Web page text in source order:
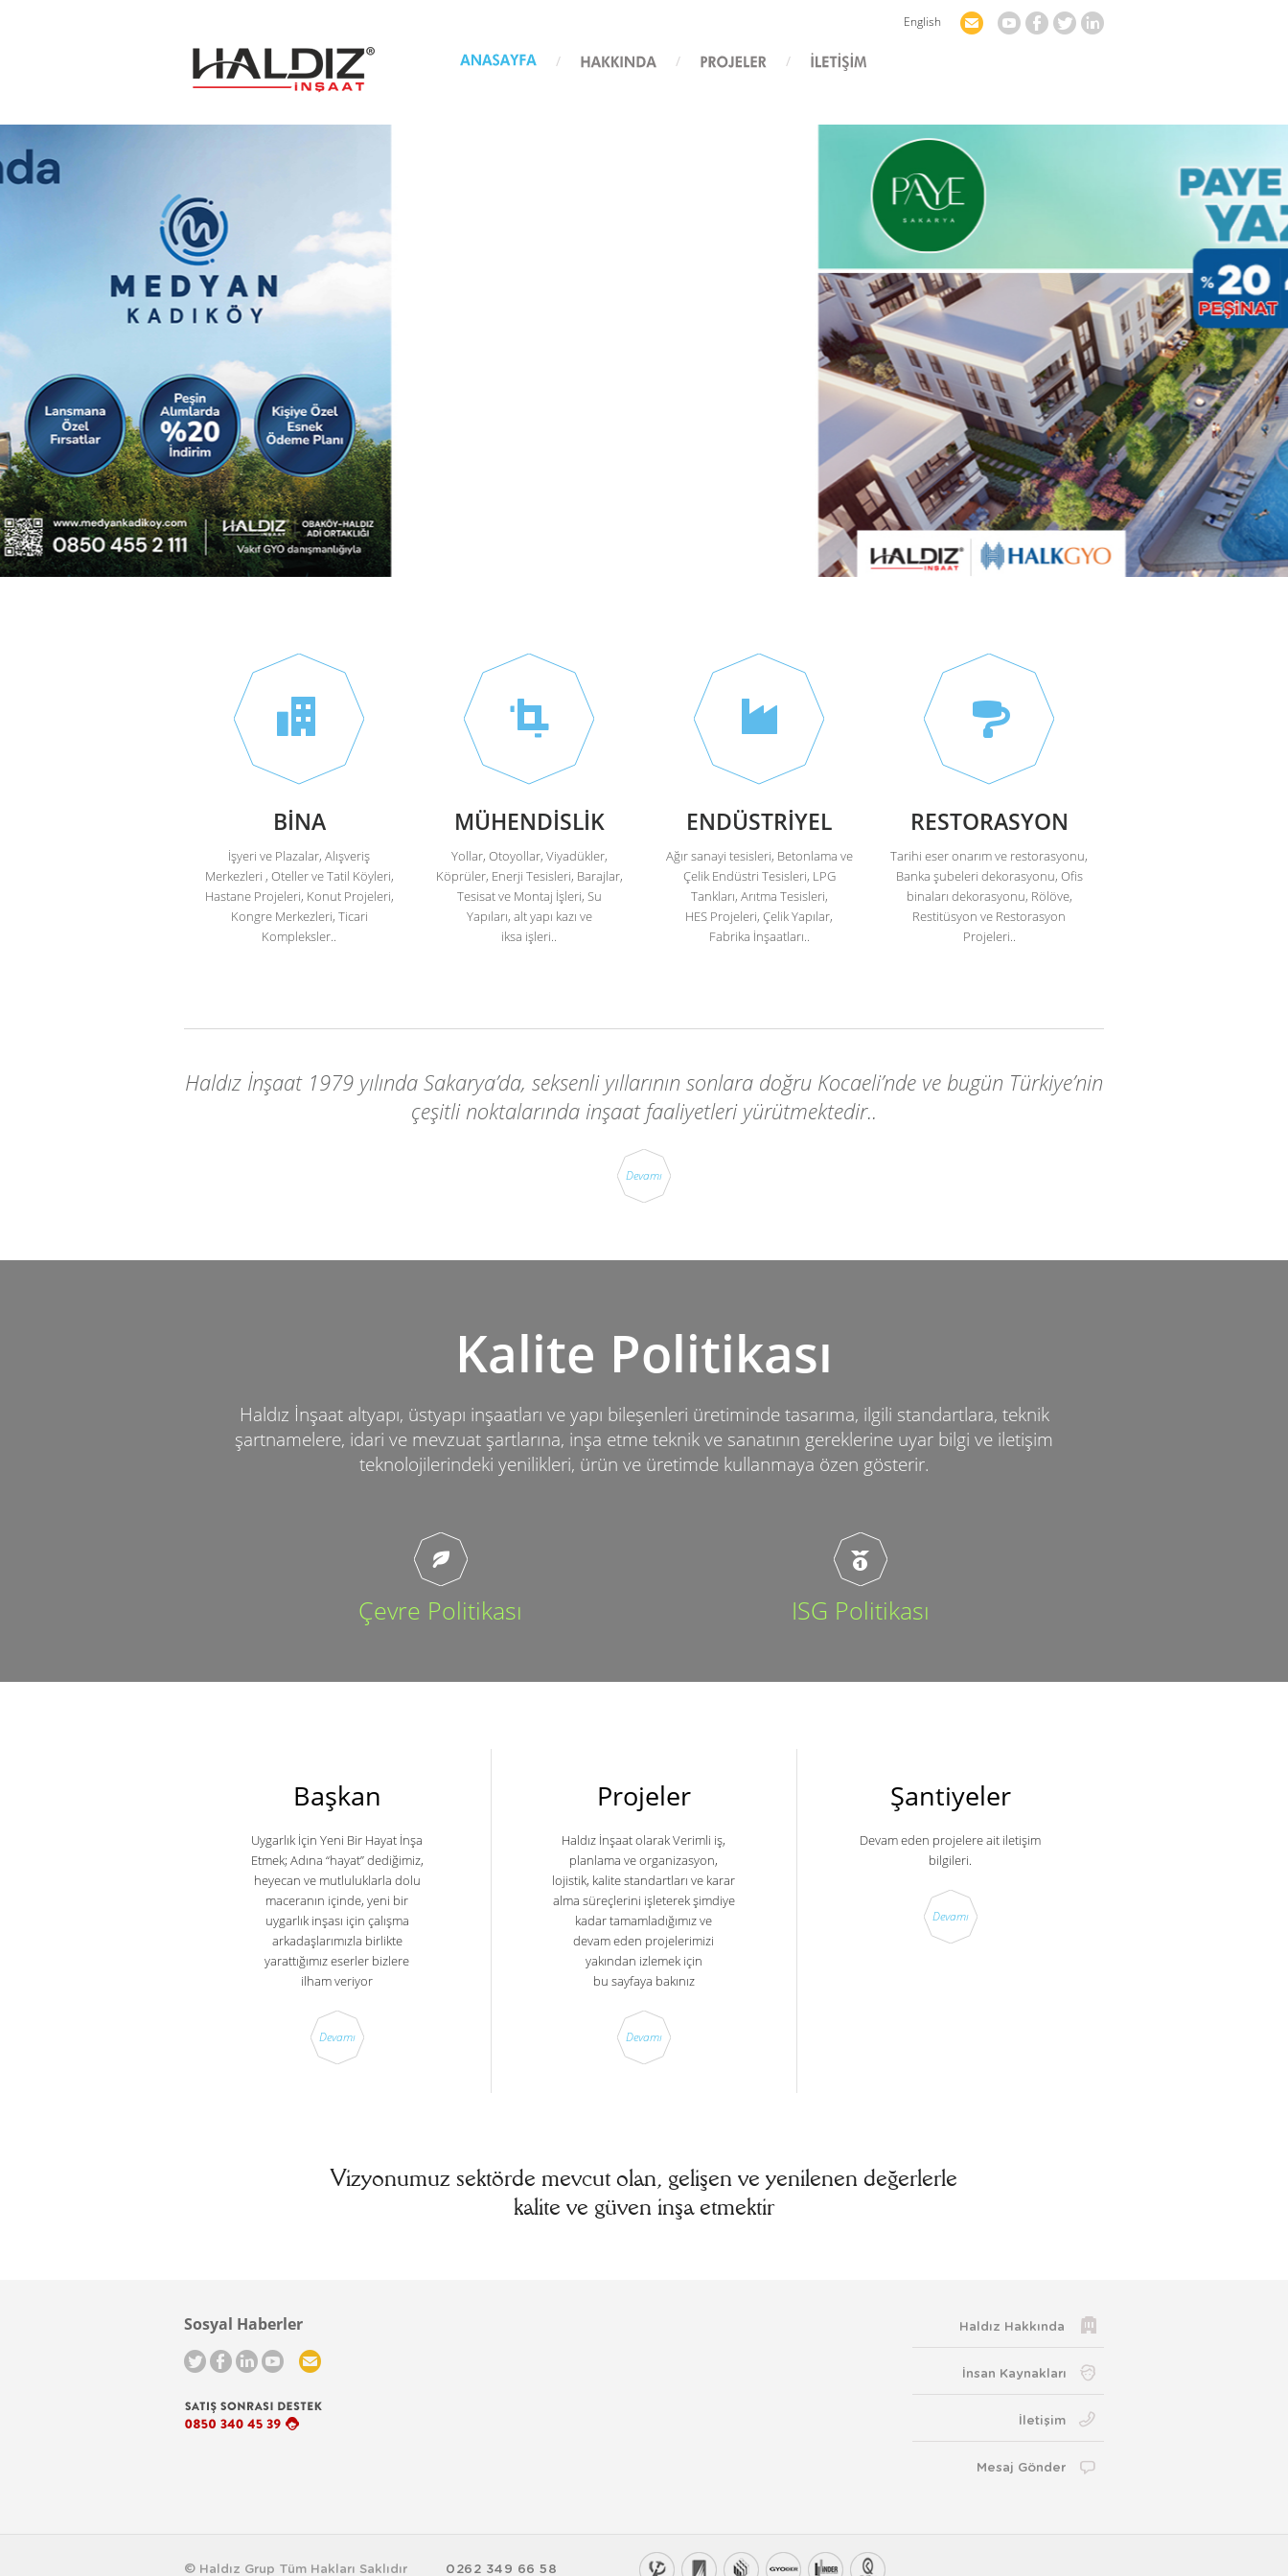
/ / /
English
BİNA
İşyeri ve Plazalar, Alışveriş
Merkezleri , Oteller ve Tatil Köyleri,
Hastane Projeleri, Konut Projeleri,
Kongre Merkezleri, Ticari
Kompleksler..
MÜHENDİSLİK
Yollar, Otoyollar, Viyadükler,
Köprüler, Enerji Tesisleri, Barajlar,
Tesisat ve Montaj İşleri, Su
Yapıları, alt yapı kazı ve
iksa işleri..
ENDÜSTRİYEL
Ağır sanayi tesisleri, Betonlama ve
Çelik Endüstri Tesisleri, LPG
Tankları, Arıtma Tesisleri,
HES Projeleri, Çelik Yapılar,
Fabrika İnşaatları..
RESTORASYON
Tarihi eser onarım ve restorasyonu,
Banka şubeleri dekorasyonu, Ofis
binaları dekorasyonu, Rölöve,
Restitüsyon ve Restorasyon
Projeleri..
Haldız İnşaat 1979 yılında Sakarya’da, seksenli yıllarının sonlara doğru Kocaeli’nde ve bugün Türkiye’nin
çeşitli noktalarında inşaat faaliyetleri yürütmektedir..
Devamı
Kalite Politikası
Haldız İnşaat altyapı, üstyapı inşaatları ve yapı bileşenleri üretiminde tasarıma, ilgili standartlara, teknik
şartnamelere, idari ve mevzuat şartlarına, inşa etme teknik ve sanatının gereklerine uyar bilgi ve iletişim
teknolojilerindeki yenilikleri, ürün ve üretimde kullanmaya özen gösterir.
Çevre Politikası ISG Politikası
Başkan
Uygarlık İçin Yeni Bir Hayat İnşa
Etmek; Adına “hayat” dediğimiz,
heyecan ve mutluluklarla dolu
maceranın içinde, yeni bir
uygarlık inşası için çalışma
arkadaşlarımızla birlikte
yarattığımız eserler bizlere
ilham veriyor
Devamı
Projeler
Haldız İnşaat olarak Verimli iş,
planlama ve organizasyon,
lojistik, kalite standartları ve karar
alma süreçlerini işleterek şimdiye
kadar tamamladığımız ve
devam eden projelerimizi
yakından izlemek için
bu sayfaya bakınız
Devamı
Şantiyeler
Devam eden projelere ait iletişim
bilgileri.
Devamı
Vizyonumuz sektörde mevcut olan, gelişen ve yenilenen değerlerle
kalite ve güven inşa etmektir
Sosyal Haberler Haldız Hakkında
İnsan Kaynakları
İletişim
Mesaj Gönder
© Haldız Grup Tüm Hakları Saklıdır 0262 349 66 58